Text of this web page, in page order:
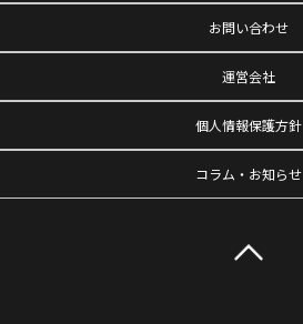
お問い合わせ
運営会社
個人情報保護方針
コラム・お知らせ